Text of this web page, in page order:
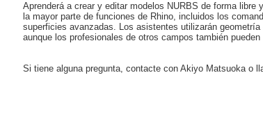
Aprenderá a crear y editar modelos NURBS de forma libre
la mayor parte de funciones de Rhino, incluidos los
superficies avanzadas. Los asistentes utilizarán geometría
aunque los profesionales de otros campos también
Si tiene alguna pregunta, contacte con Akiyo Matsuoka o